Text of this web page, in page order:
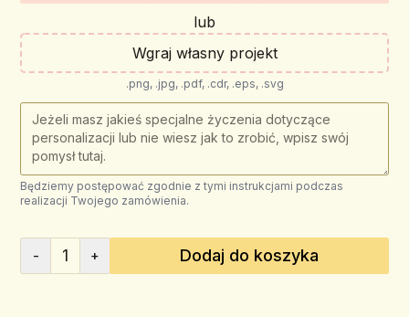
lub
Wgraj własny projekt
.png, .jpg, .pdf, .cdr, .eps, .svg
Będziemy postępować zgodnie z tymi instrukcjami podczas
realizacji Twojego zamówienia.
- 1 + Dodaj do koszyka